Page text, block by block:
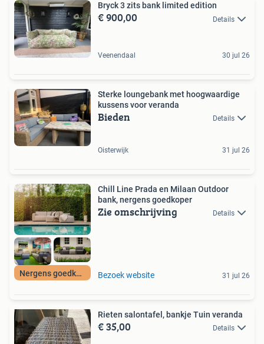
Bryck 3 zits bank limited edition
€ 900,00 Details
Veenendaal 30 jul 26
Sterke loungebank met hoogwaardige
kussens voor veranda
Bieden Details
Oisterwijk 31 jul 26
Nergens goedkoper
Chill Line Prada en Milaan Outdoor
bank, nergens goedkoper
Zie omschrijving Details
Bezoek website 31 jul 26
Rieten salontafel, bankje Tuin veranda
€ 35,00 Details